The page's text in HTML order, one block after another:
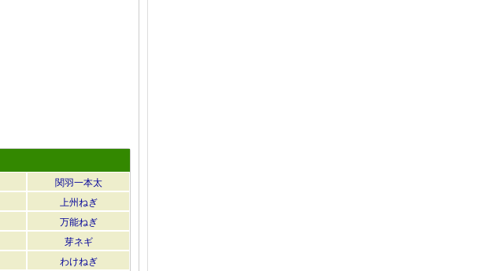
関羽一本太
上州ねぎ
万能ねぎ
芽ネギ
わけねぎ